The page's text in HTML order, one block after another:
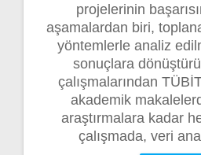
projelerinin
aşamalardan biri,
yöntemlerle analiz
sonuçlara
çalışmalarından
akademik
araştırmalara kadar
çalışmada, veri